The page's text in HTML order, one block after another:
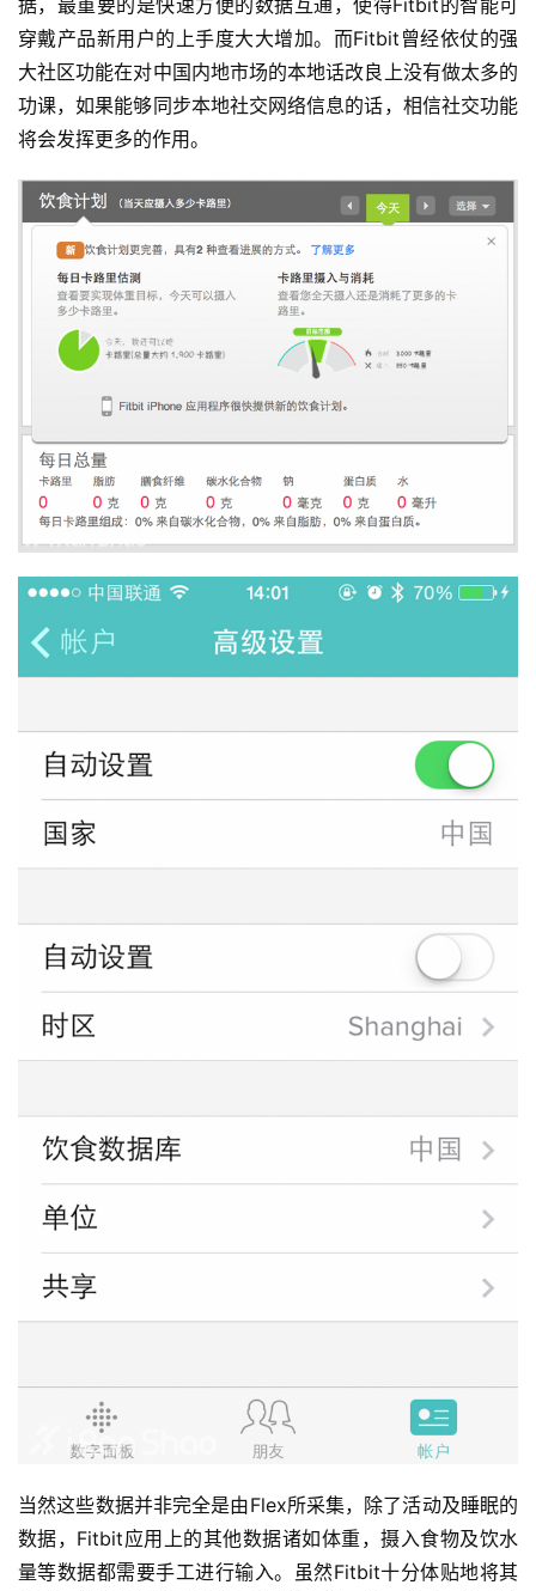
赛
观
据，最重要的是快速方便的数据互通，使得Fitbit的智能可
穿戴产品新用户的上手度大大增加。而Fitbit曾经依仗的强
大社区功能在对中国内地市场的本地话改良上没有做太多的
功课，如果能够同步本地社交网络信息的话，相信社交功能
将会发挥更多的作用。
当然这些数据并非完全是由Flex所采集，除了活动及睡眠的
数据，Fitbit应用上的其他数据诸如体重，摄入食物及饮水
量等数据都需要手工进行输入。虽然Fitbit十分体贴地将其